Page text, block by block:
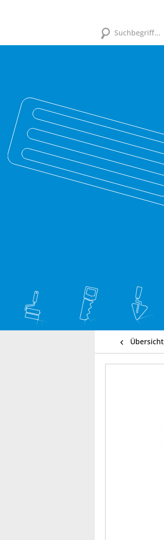
Übersicht